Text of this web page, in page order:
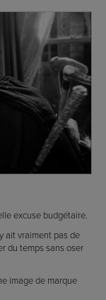
excuse budgétaire.
ait vraiment pas de
du temps sans oser
image de marque